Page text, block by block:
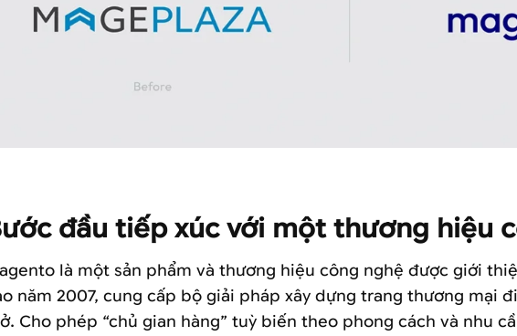
đầu tiếp xúc với một thương hiệu
là một sản phẩm và thương hiệu công nghệ được giới
năm 2007, cung cấp bộ giải pháp xây dựng trang thương mại
Cho phép “chủ gian hàng” tuỳ biến theo phong cách và nhu